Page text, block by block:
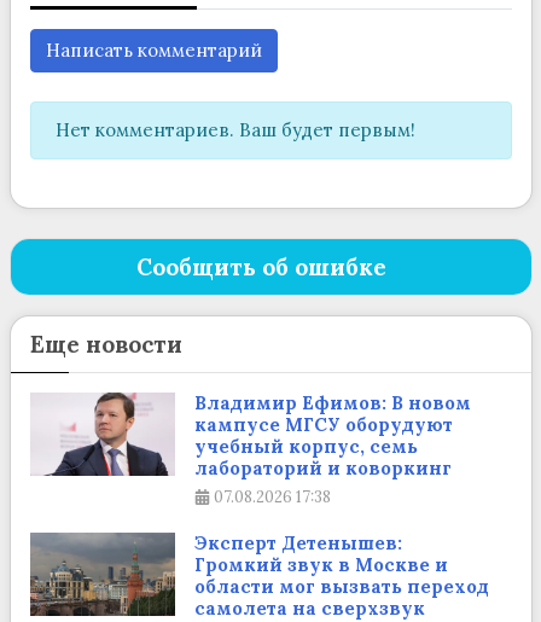
Написать комментарий
Нет комментариев. Ваш будет первым!
Сообщить об ошибке
Еще новости
Владимир Ефимов: В новом
кампусе МГСУ оборудуют
учебный корпус, семь
лабораторий и коворкинг
07.08.2026 17:38
Эксперт Детенышев:
Громкий звук в Москве и
области мог вызвать переход
самолета на сверхзвук